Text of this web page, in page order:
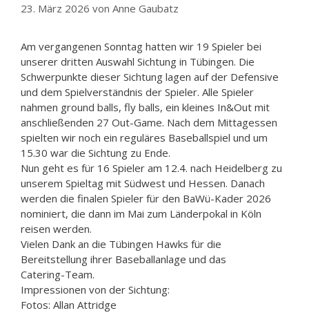
23. März 2026 von Anne Gaubatz
Am vergangenen Sonntag hatten wir 19 Spieler bei
unserer dritten Auswahl Sichtung in Tübingen. Die
Schwerpunkte dieser Sichtung lagen auf der Defensive
und dem Spielverständnis der Spieler. Alle Spieler
nahmen ground balls, fly balls, ein kleines In&Out mit
anschließenden 27 Out-Game. Nach dem Mittagessen
spielten wir noch ein reguläres Baseballspiel und um
15.30 war die Sichtung zu Ende.
Nun geht es für 16 Spieler am 12.4. nach Heidelberg zu
unserem Spieltag mit Südwest und Hessen. Danach
werden die finalen Spieler für den BaWü-Kader 2026
nominiert, die dann im Mai zum Länderpokal in Köln
reisen werden.
Vielen Dank an die Tübingen Hawks für die
Bereitstellung ihrer Baseballanlage und das
Catering-Team.
Impressionen von der Sichtung:
Fotos: Allan Attridge